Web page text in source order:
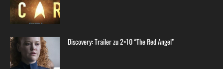
Discovery: Trailer zu 2×10 “The Red Angel”